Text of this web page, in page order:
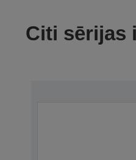
Citi sērijas